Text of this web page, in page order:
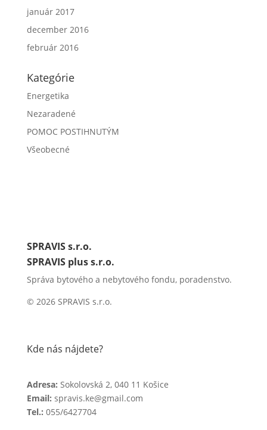
január 2017
december 2016
február 2016
Kategórie
Energetika
Nezaradené
POMOC POSTIHNUTÝM
Všeobecné
SPRAVIS s.r.o.
SPRAVIS plus s.r.o.
Správa bytového a nebytového fondu, poradenstvo.
© 2026 SPRAVIS s.r.o.
Kde nás nájdete?
Adresa: Sokolovská 2, 040 11 Košice
Email: spravis.ke@gmail.com
Tel.: 055/6427704